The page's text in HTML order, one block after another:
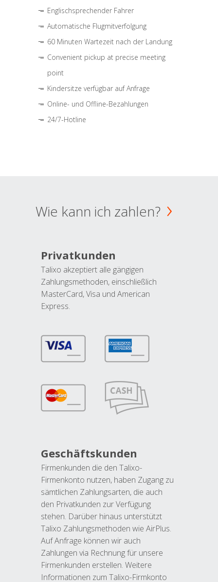
Englischsprechender Fahrer
Automatische Flugmitverfolgung
60 Minuten Wartezeit nach der Landung
Convenient pickup at precise meeting
point
Kindersitze verfügbar auf Anfrage
Online- und Offline-Bezahlungen
24/7-Hotline
Wie kann ich zahlen?
Privatkunden
Talixo akzeptiert alle gängigen
Zahlungsmethoden, einschließlich
MasterCard, Visa und American
Express.
Geschäftskunden
Firmenkunden die den Talixo-
Firmenkonto nutzen, haben Zugang zu
sämtlichen Zahlungsarten, die auch
den Privatkunden zur Verfügung
stehen. Darüber hinaus unterstützt
Talixo Zahlungsmethoden wie AirPlus.
Auf Anfrage können wir auch
Zahlungen via Rechnung für unsere
Firmenkunden erstellen. Weitere
Informationen zum Talixo-Firmkonto